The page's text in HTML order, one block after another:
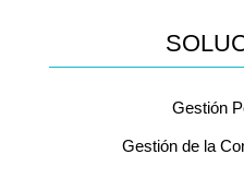
Gestión
Gestión de la